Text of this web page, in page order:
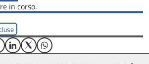
in corso.
LinkedinTwitterWhatsApp